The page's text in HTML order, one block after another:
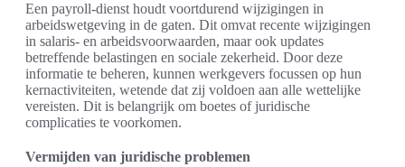
Een payroll-dienst houdt voortdurend wijzigingen in
arbeidswetgeving in de gaten. Dit omvat recente wijzigingen
in salaris- en arbeidsvoorwaarden, maar ook updates
betreffende belastingen en sociale zekerheid. Door deze
informatie te beheren, kunnen werkgevers focussen op hun
kernactiviteiten, wetende dat zij voldoen aan alle wettelijke
vereisten. Dit is belangrijk om boetes of juridische
complicaties te voorkomen.
Vermijden van juridische problemen